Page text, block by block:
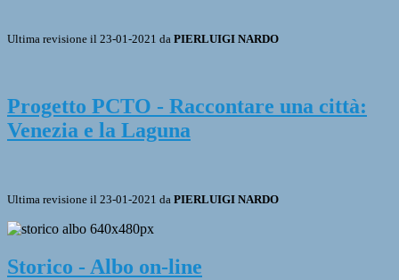
Ultima revisione il 23-01-2021 da PIERLUIGI NARDO
Progetto PCTO - Raccontare una città:
Venezia e la Laguna
Ultima revisione il 23-01-2021 da PIERLUIGI NARDO
Storico - Albo on-line